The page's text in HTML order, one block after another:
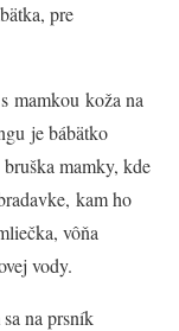
pre
mamkou koža na
je bábätko
mamky, kde
kam ho
vôňa
vody.
na prsník